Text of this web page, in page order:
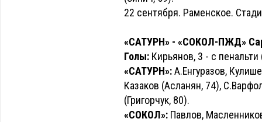
22 сентября. Раменское.
«САТУРН» - «СОКОЛ-ПЖД»
Голы: Кирьянов, 3 - с
«САТУРН»:А.Енгуразов,
Казаков (Асланян, 74),
(Григорчук, 80).
«СОКОЛ»: Павлов,